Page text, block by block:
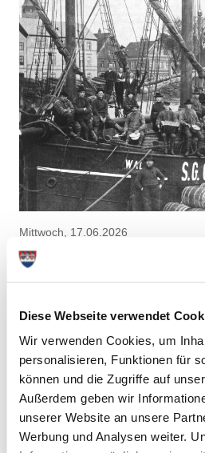
Diese Webseite verwendet
Wir verwenden Cookies, um
personalisieren, Funktionen für
können und die Zugriffe auf
Außerdem geben wir
unserer Website an unsere
Werbung und Analysen weiter.
Mittwoch, 17.06.2026
14:00 Uhr - 17:00 Uhr, Glückstadt
mehr Infos